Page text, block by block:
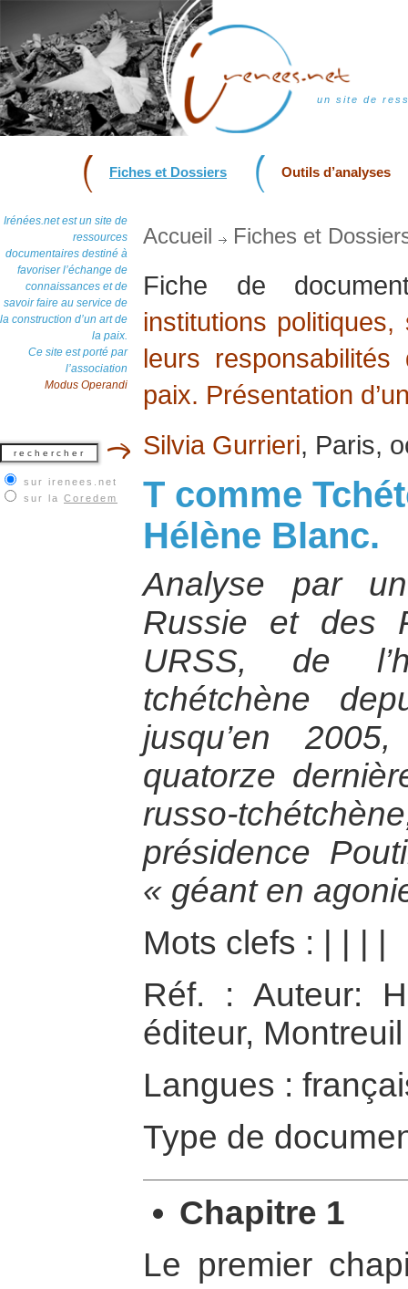
un site de
Fiches et Dossiers Outils d’analyses
Irénées.net est un site de
ressources
documentaires destiné à
favoriser l’échange de
connaissances et de
savoir faire au service de
la construction d’un art de
la paix.
Ce site est porté par
l’association
Modus Operandi
sur irenees.net
sur la Coredem
Accueil Fiches et
Fiche de
institutions
leurs
paix. Présentation
Silvia Gurrieri, Paris,
T comme
Hélène Blanc.
Analyse par
Russie et des
URSS, de
tchétchène
jusqu’en
quatorze
russo-
présidence
« géant en
Mots clefs :
Réf. : Auteur:
éditeur,
Langues :
Type de
Chapitre 1
Le premier